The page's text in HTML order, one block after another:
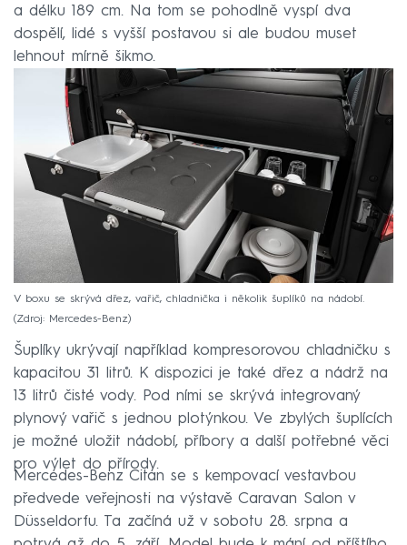
a délku 189 cm. Na tom se pohodlně vyspí dva
dospělí, lidé s vyšší postavou si ale budou muset
lehnout mírně šikmo.
V boxu se skrývá dřez, vařič, chladnička i několik šuplíků na nádobí.
Zdroj: Mercedes-Benz
Šuplíky ukrývají například kompresorovou chladničku s
kapacitou 31 litrů. K dispozici je také dřez a nádrž na
13 litrů čisté vody. Pod ními se skrývá integrovaný
plynový vařič s jednou plotýnkou. Ve zbylých šuplících
je možné uložit nádobí, příbory a další potřebné věci
pro výlet do přírody.
Mercedes-Benz Citan se s kempovací vestavbou
předvede veřejnosti na výstavě Caravan Salon v
Düsseldorfu. Ta začíná už v sobotu 28. srpna a